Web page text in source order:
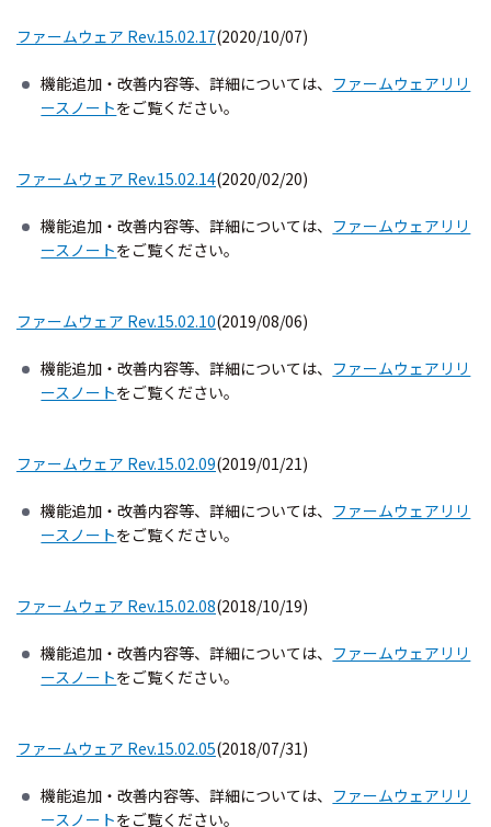
ファームウェア Rev.15.02.17(2020/10/07)
機能追加・改善内容等、詳細については、 ファームウェアリリ
ースノートをご覧ください。
ファームウェア Rev.15.02.14(2020/02/20)
機能追加・改善内容等、詳細については、 ファームウェアリリ
ースノートをご覧ください。
ファームウェア Rev.15.02.10(2019/08/06)
機能追加・改善内容等、詳細については、 ファームウェアリリ
ースノートをご覧ください。
ファームウェア Rev.15.02.09(2019/01/21)
機能追加・改善内容等、詳細については、 ファームウェアリリ
ースノートをご覧ください。
ファームウェア Rev.15.02.08(2018/10/19)
機能追加・改善内容等、詳細については、 ファームウェアリリ
ースノートをご覧ください。
ファームウェア Rev.15.02.05(2018/07/31)
機能追加・改善内容等、詳細については、 ファームウェアリリ
ースノートをご覧ください。